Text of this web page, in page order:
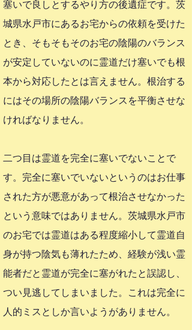
塞いで良しとするやり方の後遺症です。茨
城県水戸市にあるお宅からの依頼を受けた
とき、そもそもそのお宅の陰陽のバランス
が安定していないのに霊道だけ塞いでも根
本から対応したとは言えません。根治する
にはその場所の陰陽バランスを平衡させな
ければなりません。
二つ目は霊道を完全に塞いでないことで
す。完全に塞いでいないというのはお仕事
された方が悪意があって根治させなかった
という意味ではありません。茨城県水戸市
のお宅では霊道はある程度縮小して霊道自
身が持つ陰気も薄れたため、経験が浅い霊
能者だと霊道が完全に塞がれたと誤認し、
つい見逃してしまいました。これは完全に
人的ミスとしか言いようがありません。